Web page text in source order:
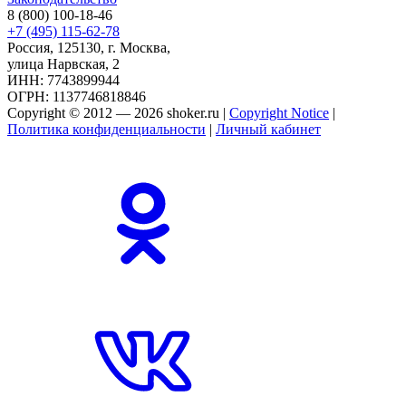
8 (800) 100-18-46
+7 (495) 115-62-78
Россия, 125130, г. Москва,
улица Нарвская, 2
ИНН: 7743899944
ОГРН: 1137746818846
Copyright © 2012 — 2026 shoker.ru | Copyright Notice |
Политика конфиденциальности | Личный кабинет